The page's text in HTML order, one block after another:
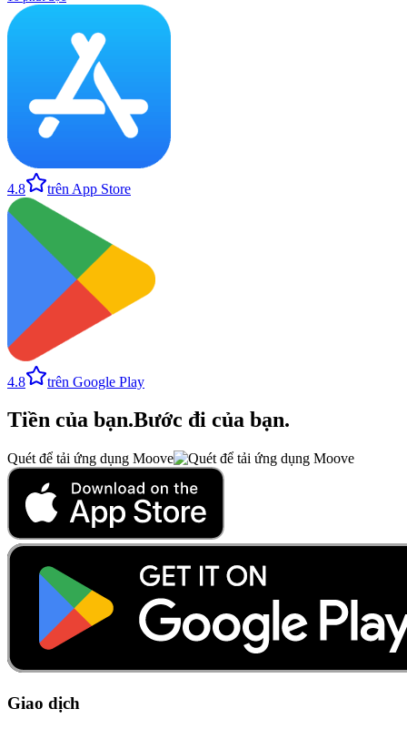
4.8 trên App Store
4.8 trên Google Play
Tiền của bạn.Bước đi của bạn.
Quét để tải ứng dụng Moove
Giao dịch